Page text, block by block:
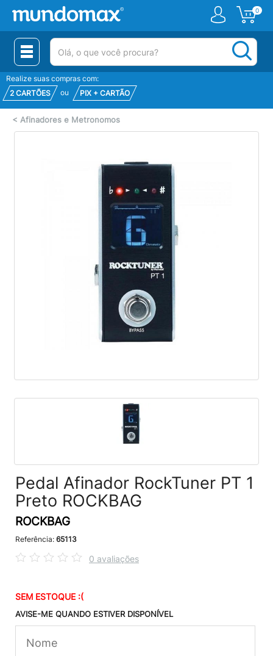
0
(pesquisar)
Realize suas compras com:
2 CARTÕES
ou PIX + CARTÃO
< Afinadores e Metronomos
Pedal Afinador RockTuner PT 1
Preto ROCKBAG
ROCKBAG
Referência: 65113
0 avaliações
SEM ESTOQUE :(
AVISE-ME QUANDO ESTIVER DISPONÍVEL